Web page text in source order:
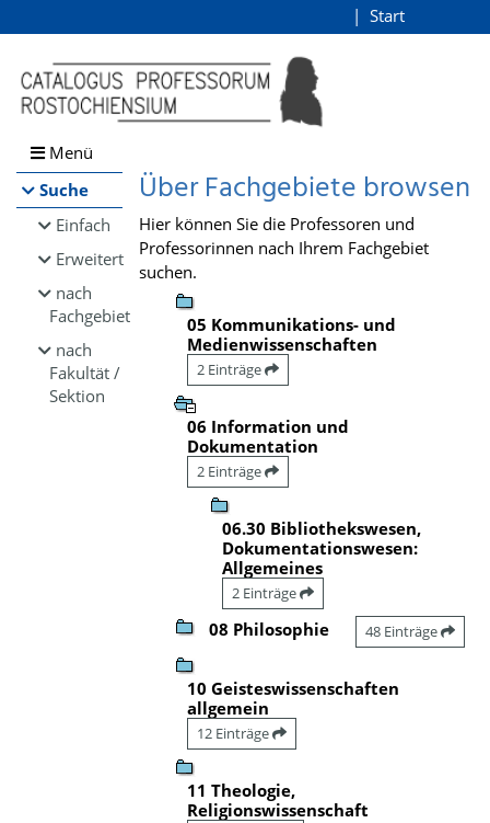
Browsen
direkt zum Inhalt
Start
Menü
Suche
Einfach
Erweitert
nach
Fachgebiet
nach
Fakultät /
Sektion
Über Fachgebiete browsen
Hier können Sie die Professoren und
Professorinnen nach Ihrem Fachgebiet
suchen.
05 Kommunikations- und
Medienwissenschaften
2 Einträge
06 Information und
Dokumentation
2 Einträge
06.30 Bibliothekswesen,
Dokumentationswesen:
Allgemeines
2 Einträge
08 Philosophie 48 Einträge
10 Geisteswissenschaften
allgemein
12 Einträge
11 Theologie,
Religionswissenschaft